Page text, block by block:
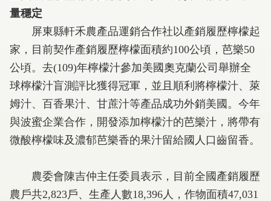
量穩定
屏東縣軒禾農產品運銷合作社以產銷履歷檸檬起
家，目前契作產銷履歷檸檬面積約100公頃，芭樂50
公頃。去(109)年檸檬汁參加美國奧克蘭公司舉辦全
球檸檬汁盲測評比獲得冠軍，並且順利將檸檬汁、萊
姆汁、百香果汁、甘蔗汁等產品成功外銷美國。今年
與波蜜企業合作，開發添加檸檬汁的芭樂汁，將帶有
微酸檸檬味及濃郁芭樂香的果汁留給國人口齒留香。
農委會陳吉仲主任委員表示，目前全國產銷履歷
農戶共2,823戶、生產人數18,396人，作物面積47,031